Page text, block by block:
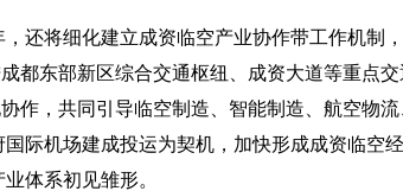
还将细化建立成资临空产业协作带工作机制
都东部新区综合交通枢纽、成资大道等重点
作，共同引导临空制造、智能制造、航空物
际机场建成投运为契机，加快形成成资临空
体系初见雏形。